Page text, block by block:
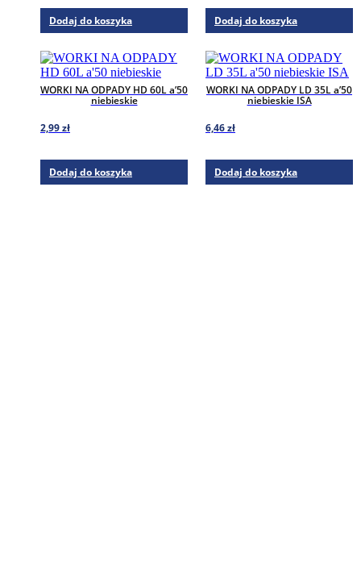
Dodaj do koszyka Dodaj do koszyka
WORKI NA ODPADY HD 60L a’50
niebieskie
2,99zł
Dodaj do koszyka
WORKI NA ODPADY LD 35L a’50
niebieskie ISA
6,46zł
Dodaj do koszyka